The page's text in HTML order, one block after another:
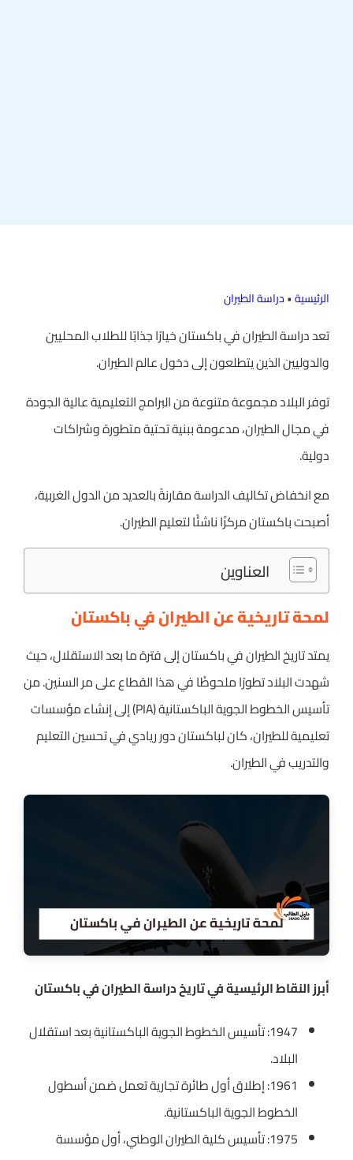
الرئيسية•دراسة الطيران
تعد دراسة الطيران في باكستان خيارًا جذابًا للطلاب المحليين
والدوليين الذين يتطلعون إلى دخول عالم الطيران.
توفر البلاد مجموعة متنوعة من البرامج التعليمية عالية الجودة
في مجال الطيران، مدعومة ببنية تحتية متطورة وشراكات
دولية.
مع انخفاض تكاليف الدراسة مقارنةً بالعديد من الدول الغربية،
أصبحت باكستان مركزًا ناشئًا لتعليم الطيران.
العناوين
لمحة تاريخية عن الطيران في باكستان
يمتد تاريخ الطيران في باكستان إلى فترة ما بعد الاستقلال، حيث
شهدت البلاد تطورًا ملحوظًا في هذا القطاع على مر السنين. من
تأسيس الخطوط الجوية الباكستانية (PIA) إلى إنشاء مؤسسات
تعليمية للطيران، كان لباكستان دور ريادي في تحسين التعليم
والتدريب في الطيران.
أبرز النقاط الرئيسية في تاريخ دراسة الطيران في باكستان
1947: تأسيس الخطوط الجوية الباكستانية بعد استقلال
البلاد.
1961: إطلاق أول طائرة تجارية تعمل ضمن أسطول
الخطوط الجوية الباكستانية.
1975: تأسيس كلية الطيران الوطني، أول مؤسسة